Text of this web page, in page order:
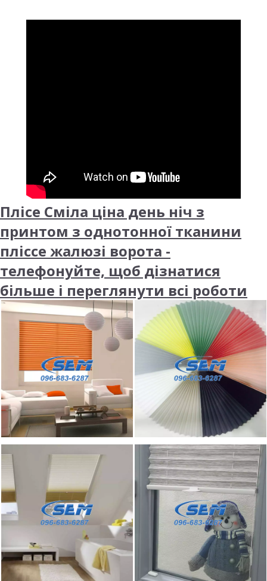
Плісе Сміла ціна день ніч з
принтом з однотонної тканини
пліссе жалюзі ворота -
телефонуйте, щоб дізнатися
більше і переглянути всі роботи